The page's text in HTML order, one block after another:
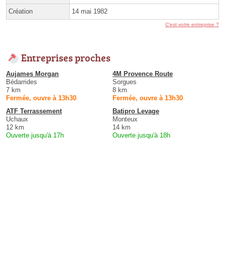
Création 14 mai 1982
C'est votre entreprise ?
Entreprises proches
Aujames Morgan
Bédarrides
7 km
Fermée, ouvre à 13h30
4M Provence Route
Sorgues
8 km
Fermée, ouvre à 13h30
ATF Terrassement
Uchaux
12 km
Ouverte jusqu'à 17h
Batipro Levage
Monteux
14 km
Ouverte jusqu'à 18h